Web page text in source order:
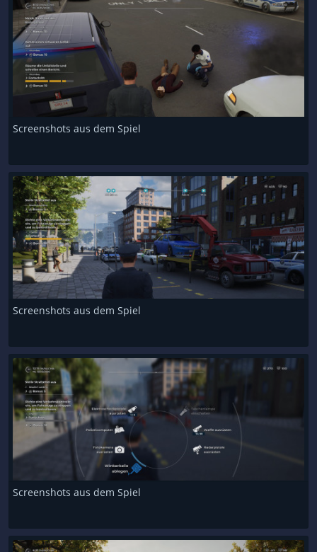
Screenshots aus dem Spiel
Screenshots aus dem Spiel
Screenshots aus dem Spiel